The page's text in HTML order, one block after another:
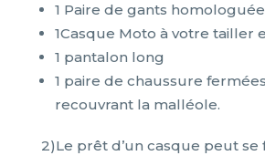
1 Paire de gants homologuée
1Casque Moto à votre tailler
1 pantalon long
1 paire de chaussure
recouvrant la malléole.
2)Le prêt d’un casque peut se